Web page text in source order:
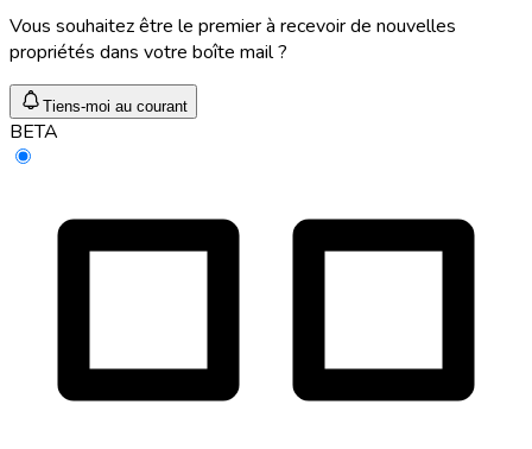
Vous souhaitez être le premier à recevoir de nouvelles
propriétés dans votre boîte mail ?
Tiens-moi au courant
BETA